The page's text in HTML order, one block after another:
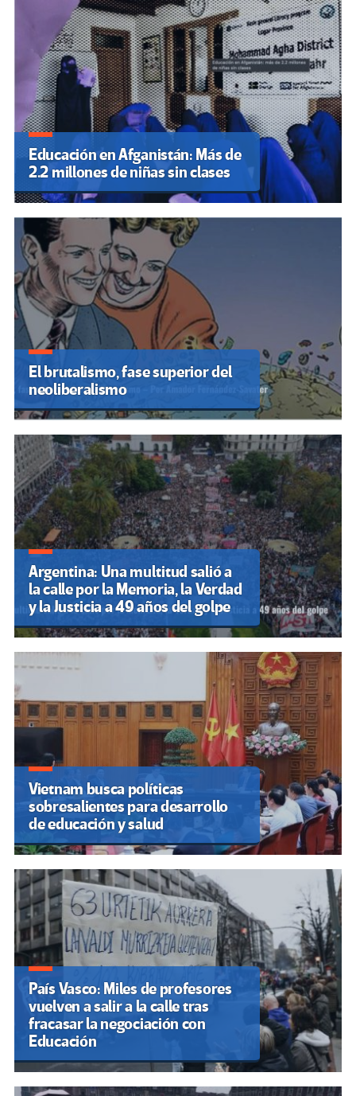
Educación en Afganistán: Más de
2.2 millones de niñas sin clases
El brutalismo, fase superior del
neoliberalismo
Argentina: Una multitud salió a
la calle por la Memoria, la Verdad
y la Justicia a 49 años del golpe
Vietnam busca políticas
sobresalientes para desarrollo
de educación y salud
País Vasco: Miles de profesores
vuelven a salir a la calle tras
fracasar la negociación con
Educación